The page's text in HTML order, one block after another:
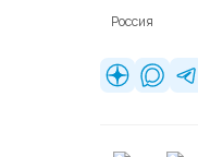
Россия